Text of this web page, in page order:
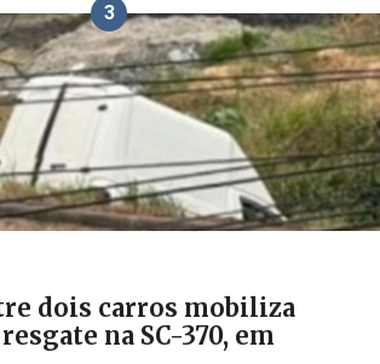
3
dois carros mobiliza
na SC-370, em